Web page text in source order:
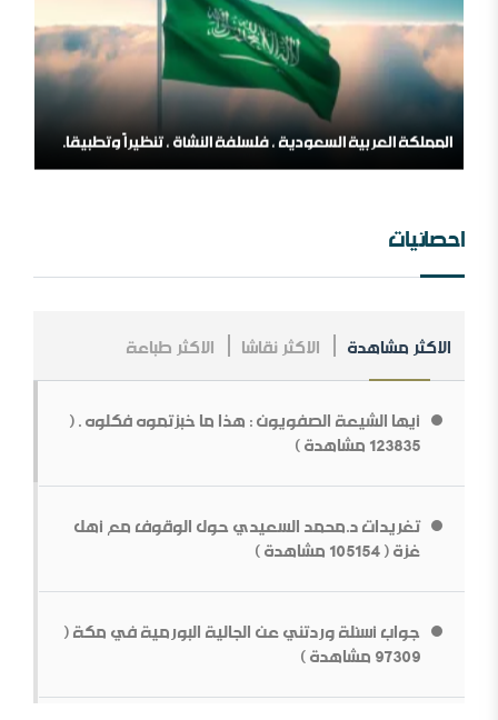
ما قولك في أبوي الرسول
قطع الطريق دون داعش
المملكة العربية السعودية ، فلسلفة النشأة ، تنظيراً وتطبيقا.
بناء الشخصية السلفية في ظل المتغيرات[محاضرة مفرغة]
احصائيات
الاكثر مشاهدة الاكثر نقاشا الاكثر طباعة
أيها الشيعة الصفويون : هذا ما خبزتموه فكلوه . (
123835 مشاهدة )
تغريدات د.محمد السعيدي حول الوقوف مع أهل
غزة ( 105154 مشاهدة )
جواب أسئلة وردتني عن الجالية البورمية في مكة (
97309 مشاهدة )